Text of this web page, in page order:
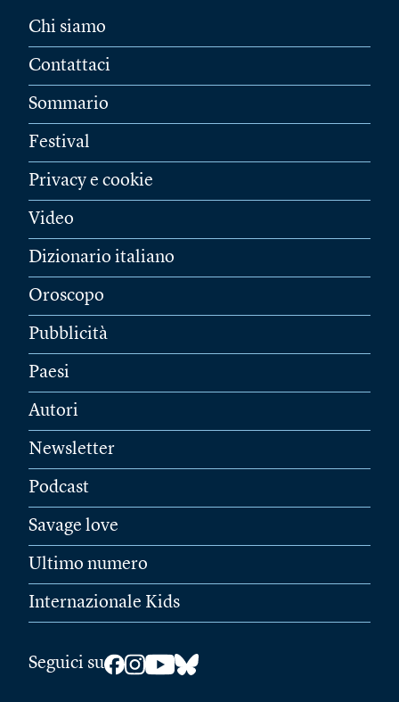
Chi siamo
Contattaci
Sommario
Festival
Privacy e cookie
Video
Dizionario italiano
Oroscopo
Pubblicità
Paesi
Autori
Newsletter
Podcast
Savage love
Ultimo numero
Internazionale Kids
Seguici su